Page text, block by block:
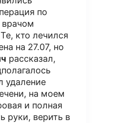
по
кто лечился
на 27.07, но
рассказал,
удаление
на моем
и полная
руки, верить в